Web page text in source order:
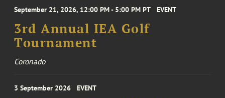
September 21, 2026, 12:00 PM - 5:00 PM PT EVENT
3rd Annual IEA Golf
Tournament
Coronado
3 September 2026 EVENT